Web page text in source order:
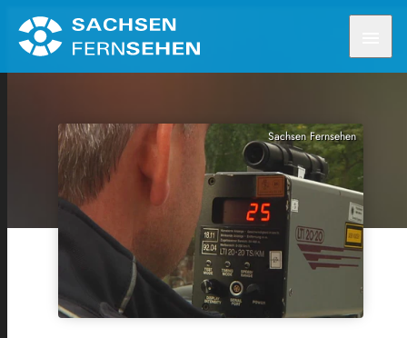
Sachsen Fernsehen